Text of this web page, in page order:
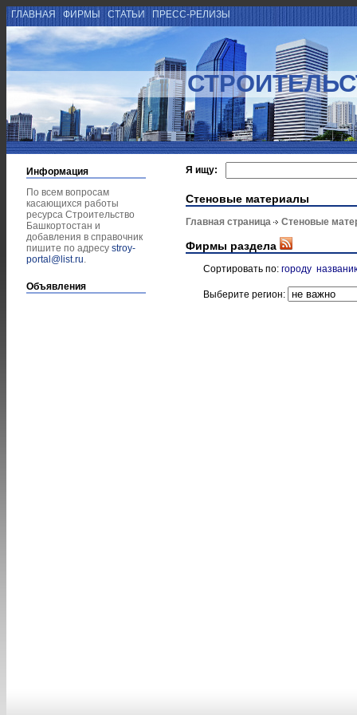
ГЛАВНАЯ ФИРМЫ СТАТЬИ ПРЕСС-РЕЛИЗЫ
Информация
По всем вопросам
касающихся работы
ресурса Строительство
Башкортостан и
добавления в справочник
пишите по адресу stroy-
portal@list.ru.
Объявления
Я ищу:
Стеновые материалы
Главная страница Стеновые
Фирмы раздела
Сортировать по: городу
Выберите регион: